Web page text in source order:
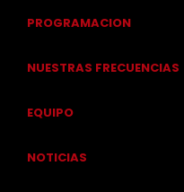
PROGRAMACION
NUESTRAS FRECUENCIAS
EQUIPO
NOTICIAS